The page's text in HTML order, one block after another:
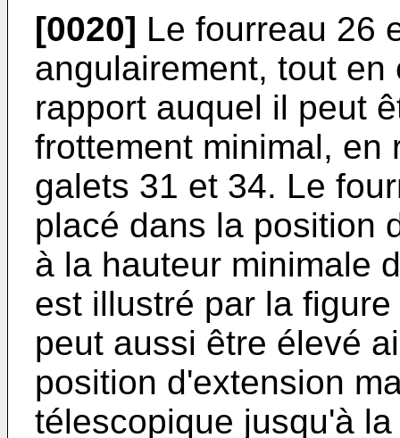
[0020] Le fourreau 26
angulairement, tout
rapport auquel il peut
frottement minimal, en
galets 31 et 34. Le
placé dans la position
à la hauteur minimale
est illustré par la
peut aussi être élevé
position d'extension
télescopique jusqu'à